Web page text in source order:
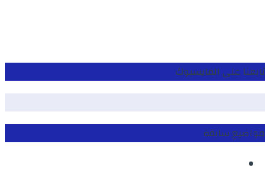
تابعنا على الفايسبوك
مواضيع سابقة